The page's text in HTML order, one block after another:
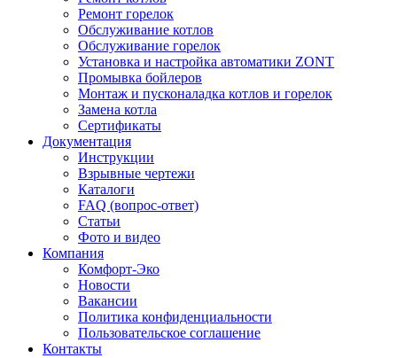
Ремонт горелок
Обслуживание котлов
Обслуживание горелок
Установка и настройка автоматики ZONT
Промывка бойлеров
Монтаж и пусконаладка котлов и горелок
Замена котла
Сертификаты
Документация
Инструкции
Взрывные чертежи
Каталоги
FAQ (вопрос-ответ)
Статьи
Фото и видео
Компания
Комфорт-Эко
Новости
Вакансии
Политика конфиденциальности
Пользовательское соглашение
Контакты